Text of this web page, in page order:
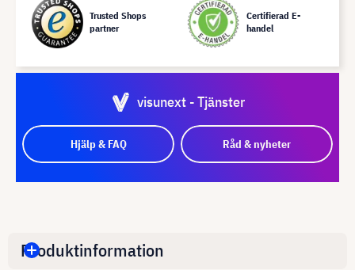
Trusted Shops
partner
Certifierad E-
handel
visunext - Tjänster
Hjälp & FAQ Råd & nyheter
Produktinformation